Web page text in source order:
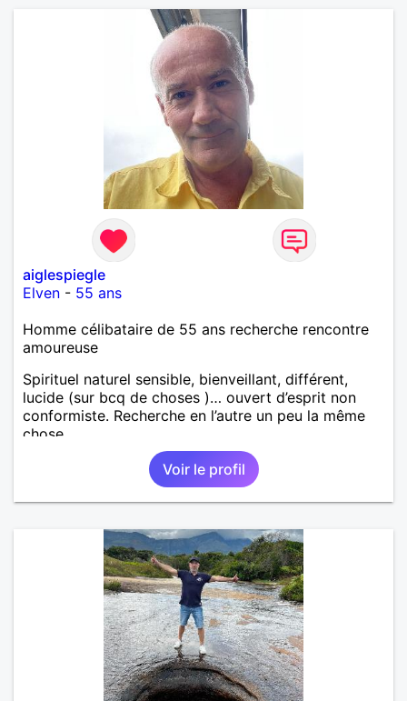
aiglespiegle
Elven - 55 ans
Homme célibataire de 55 ans recherche rencontre
amoureuse
Spirituel naturel sensible, bienveillant, différent,
lucide (sur bcq de choses )… ouvert d’esprit non
conformiste. Recherche en l’autre un peu la même
chose…
Voir le profil